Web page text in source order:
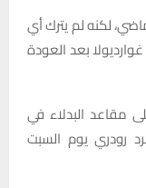
لكنه لم يترك أي
بعد العودة
27 عاما من على مقاعد البدلاء في
طرد رودري يوم السبت